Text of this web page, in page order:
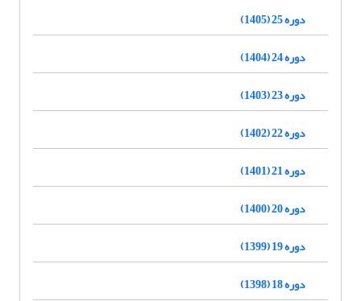
دوره 25 (1405)
دوره 24 (1404)
دوره 23 (1403)
دوره 22 (1402)
دوره 21 (1401)
دوره 20 (1400)
دوره 19 (1399)
دوره 18 (1398)